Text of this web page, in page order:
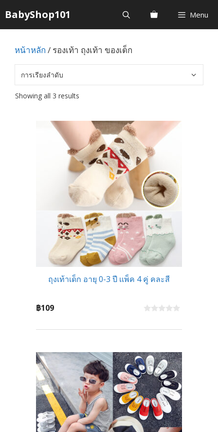
to
content
BabyShop101 Menu
หน้าหลัก / รองเท้า ถุงเท้า ของเด็ก
Showing all 3 results
ถุงเท้าเด็ก อายุ 0-3 ปี เเพ็ค 4 คู่ คละสี
u
f
5
฿109